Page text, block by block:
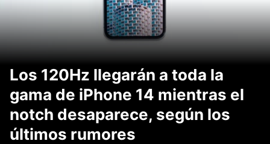
Los 120Hz llegarán a toda la
gama de iPhone 14 mientras el
notch desaparece, según los
últimos rumores